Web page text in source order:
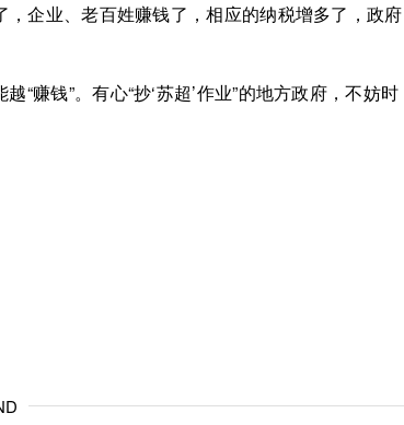
企业、老百姓赚钱了，相应的纳税增多了，政府
“赚钱”。有心“抄‘苏超’作业”的地方政府，不妨时